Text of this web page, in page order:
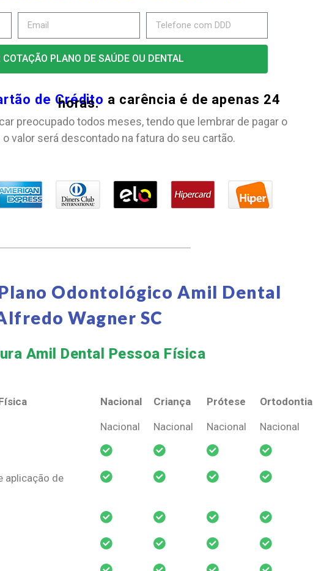
COTAÇÃO PLANO DE SAÚDE OU DENTAL
de Crédito a carência é de apenas 24
horas.
preocupado todos meses, tendo que lembrar de pagar o
o valor será descontado na fatura do seu cartão.
Odontológico Amil Dental
Wagner SC
Amil Dental Pessoa Física​
Nacional Criança Prótese
Ortodontia
Nacional Criança Prótese Ortodontia
Nacional Nacional Nacional Nacional
aplicação de